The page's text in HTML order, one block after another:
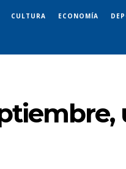
CULTURA ECONOMÍA